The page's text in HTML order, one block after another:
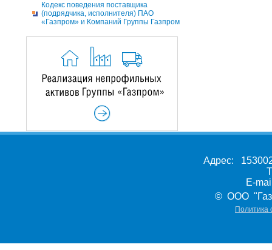
Кодекс поведения поставщика
(подрядчика, исполнителя) ПАО
«Газпром» и Компаний Группы Газпром
Адрес:
E-
© ООО
Политика